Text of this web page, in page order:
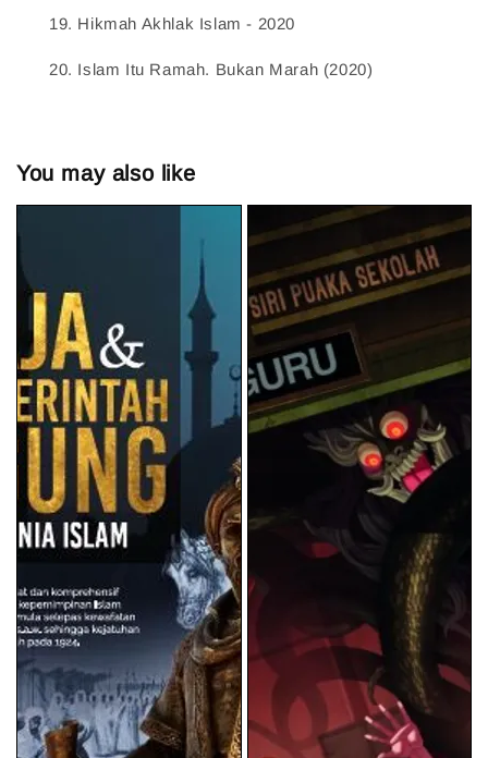
19. Hikmah Akhlak Islam - 2020
20. Islam Itu Ramah. Bukan Marah (2020)
You may also like